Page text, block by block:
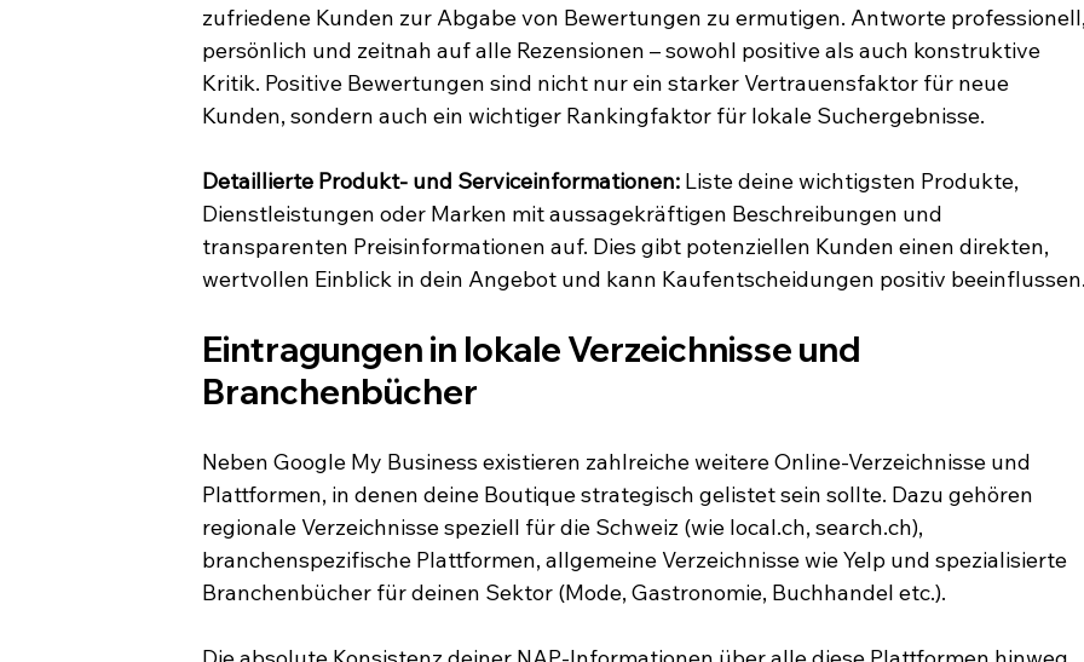
zufriedene Kunden zur Abgabe von Bewertungen zu ermutigen. Antworte
persönlich und zeitnah auf alle Rezensionen – sowohl positive als auch konstruktive
Kritik. Positive Bewertungen sind nicht nur ein starker Vertrauensfaktor für neue
Kunden, sondern auch ein wichtiger Rankingfaktor für lokale Suchergebnisse.
Detaillierte Produkt- und Serviceinformationen: Liste deine wichtigsten Produkte,
Dienstleistungen oder Marken mit aussagekräftigen Beschreibungen und
transparenten Preisinformationen auf. Dies gibt potenziellen Kunden einen direkten,
wertvollen Einblick in dein Angebot und kann Kaufentscheidungen positiv
Eintragungen in lokale Verzeichnisse und
Branchenbücher
Neben Google My Business existieren zahlreiche weitere Online-Verzeichnisse und
Plattformen, in denen deine Boutique strategisch gelistet sein sollte. Dazu gehören
regionale Verzeichnisse speziell für die Schweiz (wie local.ch, search.ch),
branchenspezifische Plattformen, allgemeine Verzeichnisse wie Yelp und spezialisierte
Branchenbücher für deinen Sektor (Mode, Gastronomie, Buchhandel etc.).